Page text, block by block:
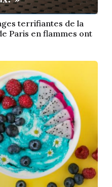
terrifiantes de la
Paris en flammes ont